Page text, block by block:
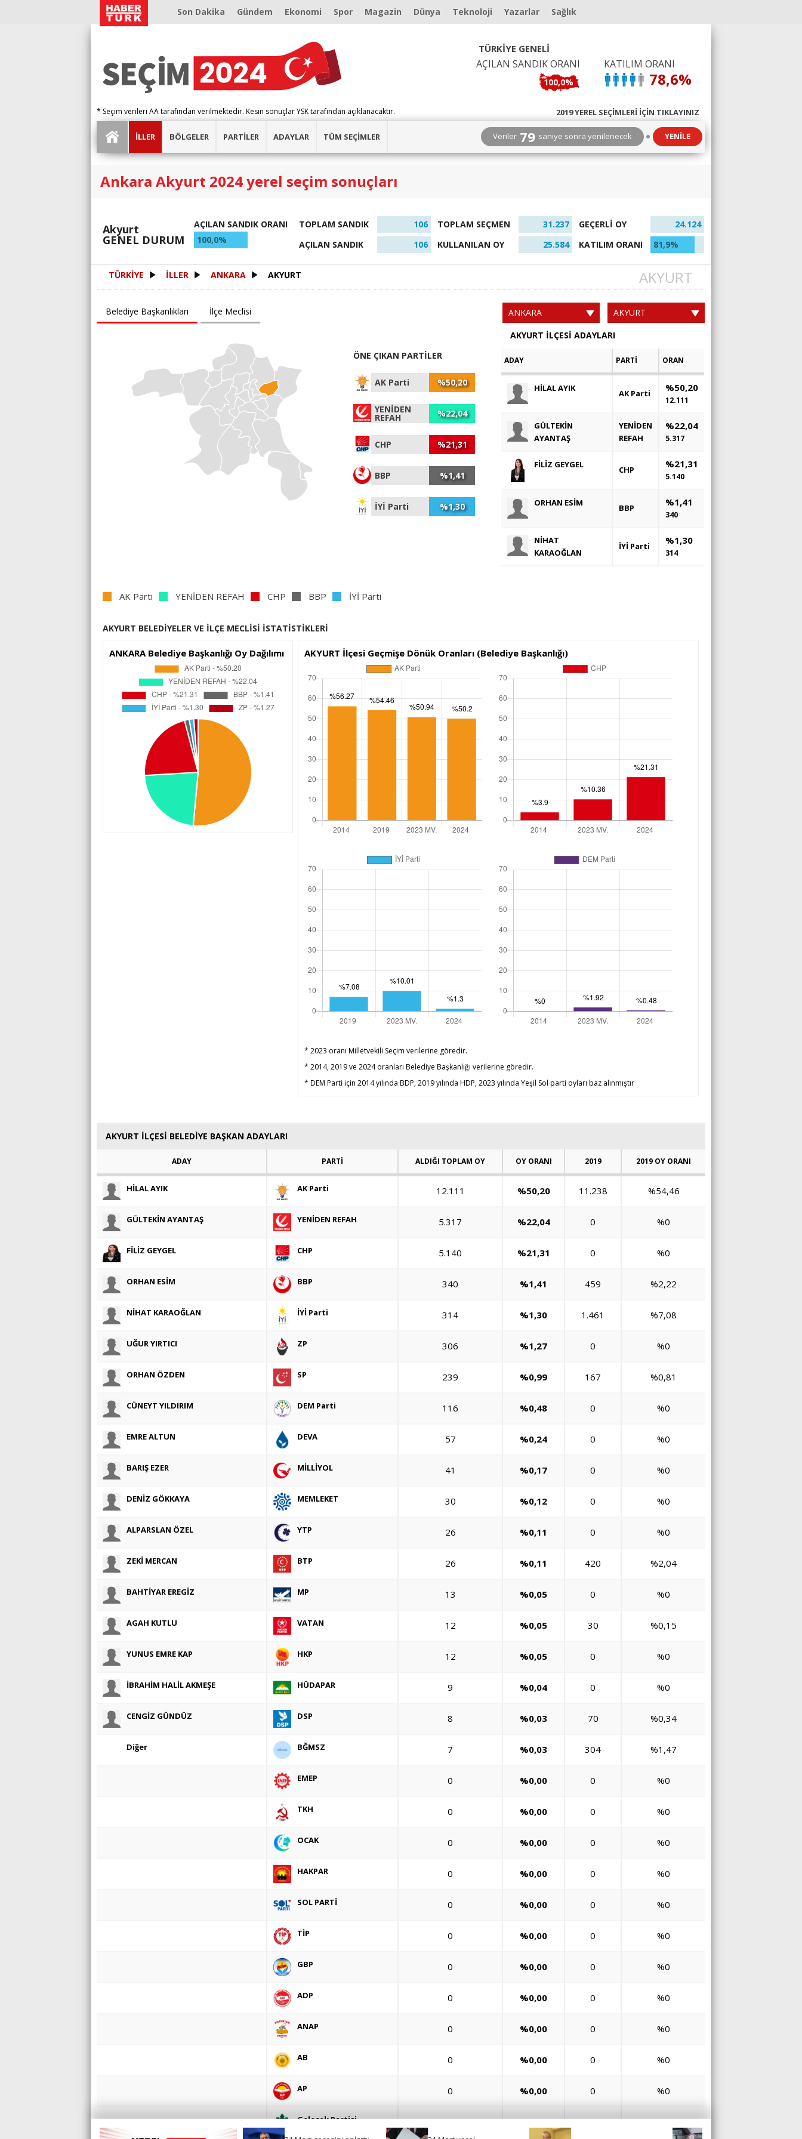
Son Dakika Gündem Ekonomi Spor Magazin Dünya Teknoloji Yazarlar Sağlık
* Seçim verileri AA tarafından verilmektedir. Kesin sonuçlar YSK tarafından açıklanacaktır.
TÜRKİYE GENELİ
AÇILAN SANDIK ORANI
100,0%
KATILIM ORANI
78,6%
2019 YEREL SEÇİMLERİ İÇİN TIKLAYINIZ
İLLER BÖLGELER PARTİLER ADAYLAR TÜM SEÇİMLER Veriler 79 saniye sonra yenilenecek YENİLE
Ankara Akyurt 2024 yerel seçim sonuçları
Akyurt
GENEL DURUM
AÇILAN SANDIK ORANI
100,0%
TOPLAM SANDIK
106
AÇILAN SANDIK
106
TOPLAM SEÇMEN
31.237
KULLANILAN OY
25.584
GEÇERLİ OY
24.124
KATILIM ORANI
81,9%
TÜRKİYE İLLER ANKARA AKYURT AKYURT
Belediye Başkanlıkları İlçe Meclisi AKYURT
ANKARA
ÖNE ÇIKAN PARTİLER
AK Parti %50,20
YENİDEN
REFAH %22,04
CHP %21,31
BBP %1,41
İYİ Parti %1,30
AKYURT İLÇESİ ADAYLARI
ADAY PARTİ ORAN
HİLAL AYIK AK Parti %50,20
12.111
GÜLTEKİN
AYANTAŞ
YENİDEN
REFAH
%22,04
5.317
FİLİZ GEYGEL CHP %21,31
5.140
ORHAN ESİM BBP %1,41
340
NİHAT
KARAOĞLAN
İYİ Parti %1,30
314
AK Parti YENİDEN REFAH CHP BBP İYİ Parti
AKYURT BELEDİYELER VE İLÇE MECLİSİ İSTATİSTİKLERİ
ANKARA Belediye Başkanlığı Oy Dağılımı AKYURT İlçesi Geçmişe Dönük Oranları (Belediye Başkanlığı)
* 2023 oranı Milletvekili Seçim verilerine göredir.
* 2014, 2019 ve 2024 oranları Belediye Başkanlığı verilerine göredir.
* DEM Parti için 2014 yılında BDP, 2019 yılında HDP, 2023 yılında Yeşil Sol parti oyları baz alınmıştır
AKYURT İLÇESİ BELEDİYE BAŞKAN ADAYLARI
ADAY PARTİ ALDIĞI TOPLAM OY OY ORANI 2019 2019 OY ORANI
HİLAL AYIK AK Parti 12.111 %50,20 11.238 %54,46
GÜLTEKİN AYANTAŞ YENİDEN REFAH 5.317 %22,04 0 %0
FİLİZ GEYGEL CHP 5.140 %21,31 0 %0
ORHAN ESİM BBP 340 %1,41 459 %2,22
NİHAT KARAOĞLAN İYİ Parti 314 %1,30 1.461 %7,08
UĞUR YIRTICI ZP 306 %1,27 0 %0
ORHAN ÖZDEN SP 239 %0,99 167 %0,81
CÜNEYT YILDIRIM DEM Parti 116 %0,48 0 %0
EMRE ALTUN DEVA 57 %0,24 0 %0
BARIŞ EZER MİLLİYOL 41 %0,17 0 %0
DENİZ GÖKKAYA MEMLEKET 30 %0,12 0 %0
ALPARSLAN ÖZEL YTP 26 %0,11 0 %0
ZEKİ MERCAN BTP 26 %0,11 420 %2,04
BAHTİYAR EREGİZ MP 13 %0,05 0 %0
AGAH KUTLU VATAN 12 %0,05 30 %0,15
YUNUS EMRE KAP HKP 12 %0,05 0 %0
İBRAHİM HALİL AKMEŞE HÜDAPAR 9 %0,04 0 %0
CENGİZ GÜNDÜZ DSP 8 %0,03 70 %0,34
Diğer BĞMSZ 7 %0,03 304 %1,47
EMEP 0 %0,00 0 %0
TKH 0 %0,00 0 %0
OCAK 0 %0,00 0 %0
HAKPAR 0 %0,00 0 %0
SOL PARTİ 0 %0,00 0 %0
TİP 0 %0,00 0 %0
GBP 0 %0,00 0 %0
ADP 0 %0,00 0 %0
ANAP 0 %0,00 0 %0
AB 0 %0,00 0 %0
AP 0 %0,00 0 %0
Gelecek Partisi 0 %0,00 0 %0